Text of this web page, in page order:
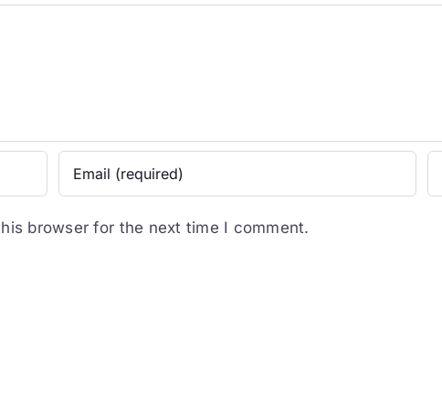
browser for the next time I comment.